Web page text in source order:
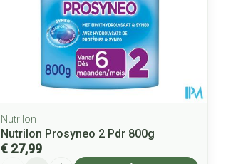
Nutrilon
Nutrilon Prosyneo 2 Pdr 800g
€ 27,99